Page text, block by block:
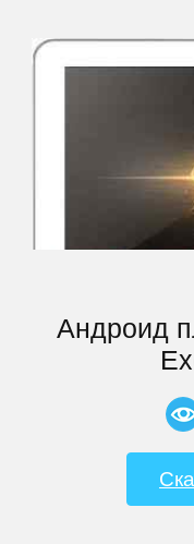
Андроид